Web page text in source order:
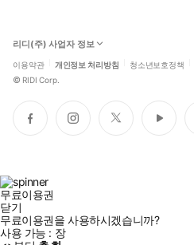
리디(주) 사업자 정보
이용약관 개인정보 처리방침 청소년보호정책
© RIDI Corp.
페
이
인
스
트
위
유
튜
무료이용권
닫기
무료이용권을 사용하시겠습니까?
사용 가능 : 장